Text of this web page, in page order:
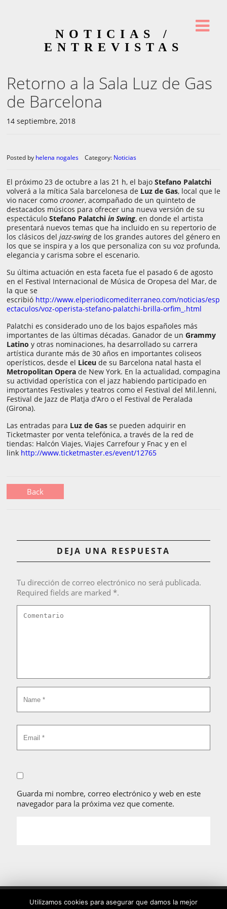
NOTICIAS /
ENTREVISTAS
Retorno a la Sala Luz de Gas
de Barcelona
14 septiembre, 2018
Posted by helena nogales Category: Noticias
El próximo 23 de octubre a las 21 h, el bajo Stefano Palatchi
volverá a la mítica Sala barcelonesa de Luz de Gas, local que le
vio nacer como crooner, acompañado de un quinteto de
destacados músicos para ofrecer una nueva versión de su
espectáculo Stefano Palatchi in Swing, en donde el artista
presentará nuevos temas que ha incluido en su repertorio de
los clásicos del jazz-swingde los grandes autores del género en
los que se inspira y a los que personaliza con su voz profunda,
elegancia y carisma sobre el escenario.
Su última actuación en esta faceta fue el pasado 6 de agosto
en el Festival Internacional de Música de Oropesa del Mar, de
la que se
escribió http://www.elperiodicomediterraneo.com/noticias/esp
ectaculos/voz-operista-stefano-palatchi-brilla-orfim_.html
Palatchi es considerado uno de los bajos españoles más
importantes de las últimas décadas. Ganador de un Grammy
Latino y otras nominaciones, ha desarrollado su carrera
artística durante más de 30 años en importantes coliseos
operísticos, desde el Liceu de su Barcelona natal hasta el
Metropolitan Opera de New York. En la actualidad, compagina
su actividad operística con el jazz habiendo participado en
importantes Festivales y teatros como el Festival del Mil.lenni,
Festival de Jazz de Platja d’Aro o el Festival de Peralada
(Girona).
Las entradas para Luz de Gas se pueden adquirir en
Ticketmaster por venta telefónica, a través de la red de
tiendas: Halcón Viajes, Viajes Carrefour y Fnac y en el
link http://www.ticketmaster.es/event/12765
Back
DEJA UNA RESPUESTA
Tu dirección de correo electrónico no será publicada.
Required fields are marked *.
Guarda mi nombre, correo electrónico y web en este
navegador para la próxima vez que comente.
Utilizamos cookies propias y de terceros para mejorar su
Utilizamos cookies para asegurar que damos la mejor